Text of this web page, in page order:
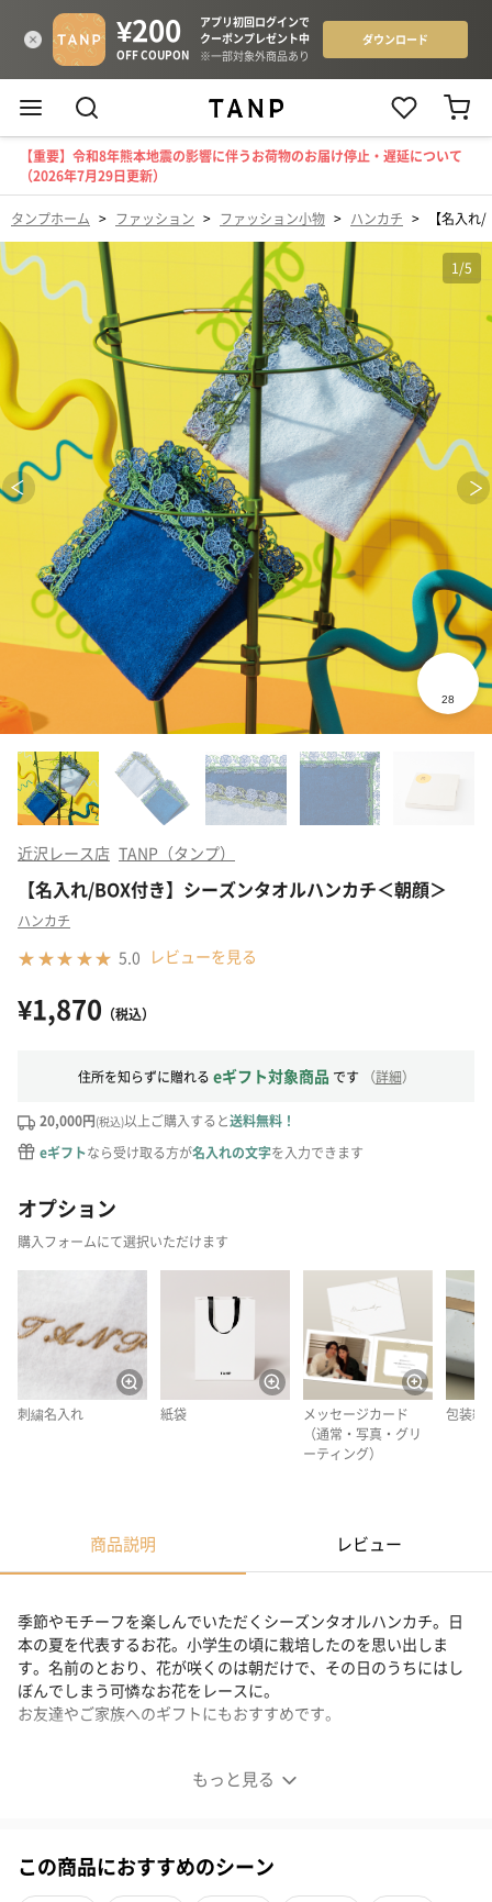
【重要】令和8年熊本地震の影響に伴うお荷物のお届け停止・遅延について
（2026年7月29日更新）
タンプホーム > ファッション > ファッション小物 > ハンカチ > 【名入
1/5
近沢レース店 TANP（タンプ）
【名入れ/BOX付き】シーズンタオルハンカチ＜朝顔＞
ハンカチ
5.0 レビューを見る
¥1,870 （税込）
住所を知らずに贈れる eギフト対象商品 です （詳細）
20,000円(税込)以上ご購入すると送料無料！
eギフトなら受け取る方が名入れの文字を入力できます
オプション
購入フォームにて選択いただけます
刺繍名入れ 紙袋
メッセージカード
（通常・写真・グリ
ーティング）
包装紙
商品説明 レビュー
もっと見る
季節やモチーフを楽しんでいただくシーズンタオルハンカチ。日
本の夏を代表するお花。小学生の頃に栽培したのを思い出しま
す。名前のとおり、花が咲くのは朝だけで、その日のうちにはし
ぼんでしまう可憐なお花をレースに。
お友達やご家族へのギフトにもおすすめです。
シーズンタオルハンカチ＜朝顔＞
この商品におすすめのシーン